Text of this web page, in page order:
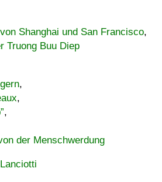
Shanghai und San Francisco,
Truong Buu Diep
,
,
,
der Menschwerdung